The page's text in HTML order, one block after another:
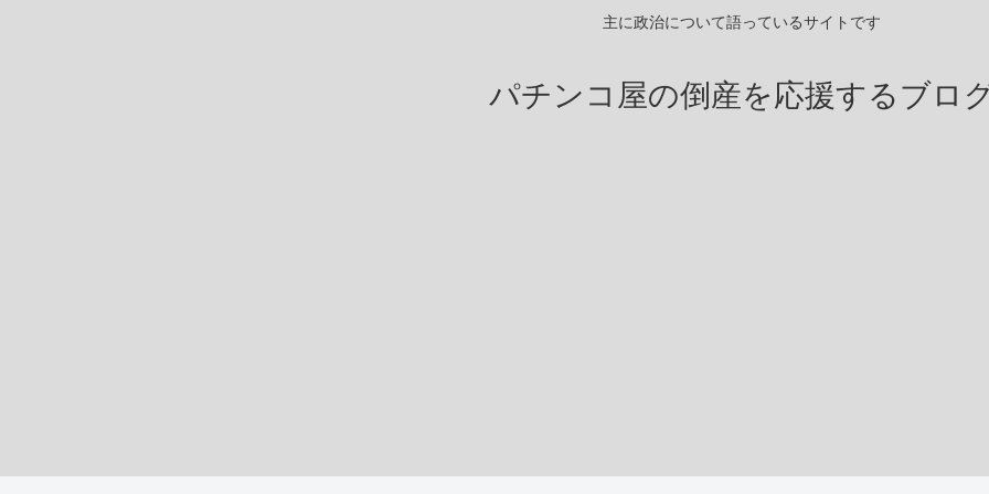
主に政治について語っているサイトです
パチンコ屋の倒産を応援するブロ